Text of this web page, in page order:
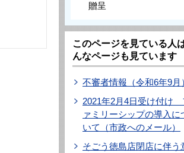
贈呈
このページを見ている人
んなページも見ています
不審者情報（令和6年9月
2021年2月4日受け付け
ァミリーシップの導入に
いて（市政へのメール）
そごう徳島店閉店に伴う